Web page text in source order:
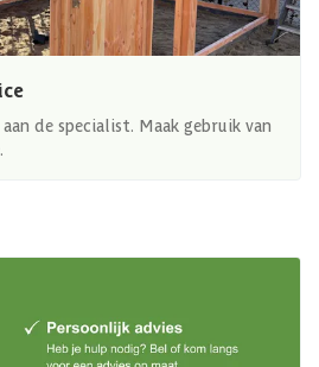
de specialist. Maak gebruik van